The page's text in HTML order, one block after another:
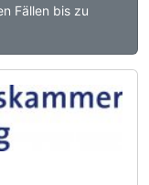
Fällen bis zu